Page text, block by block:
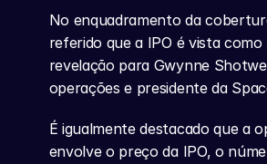
No enquadramento da
referido que a IPO é vista como
revelação para Gwynne
operações e presidente da
É igualmente destacado que a
envolve o preço da IPO, o